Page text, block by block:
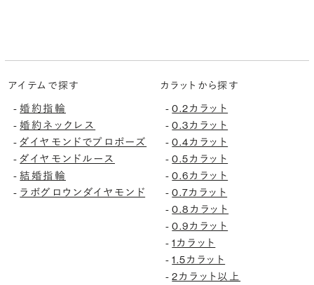
アイテムで探す
-婚約指輪
-婚約ネックレス
-ダイヤモンドでプロポーズ
-ダイヤモンドルース
-結婚指輪
- ラボグロウンダイヤモンド
カラットから探す
-0.2カラット
-0.3カラット
-0.4カラット
-0.5カラット
-0.6カラット
-0.7カラット
-0.8カラット
-0.9カラット
-1カラット
-1.5カラット
-2カラット以上